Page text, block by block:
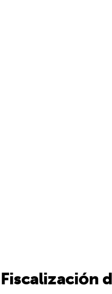
Fiscalización